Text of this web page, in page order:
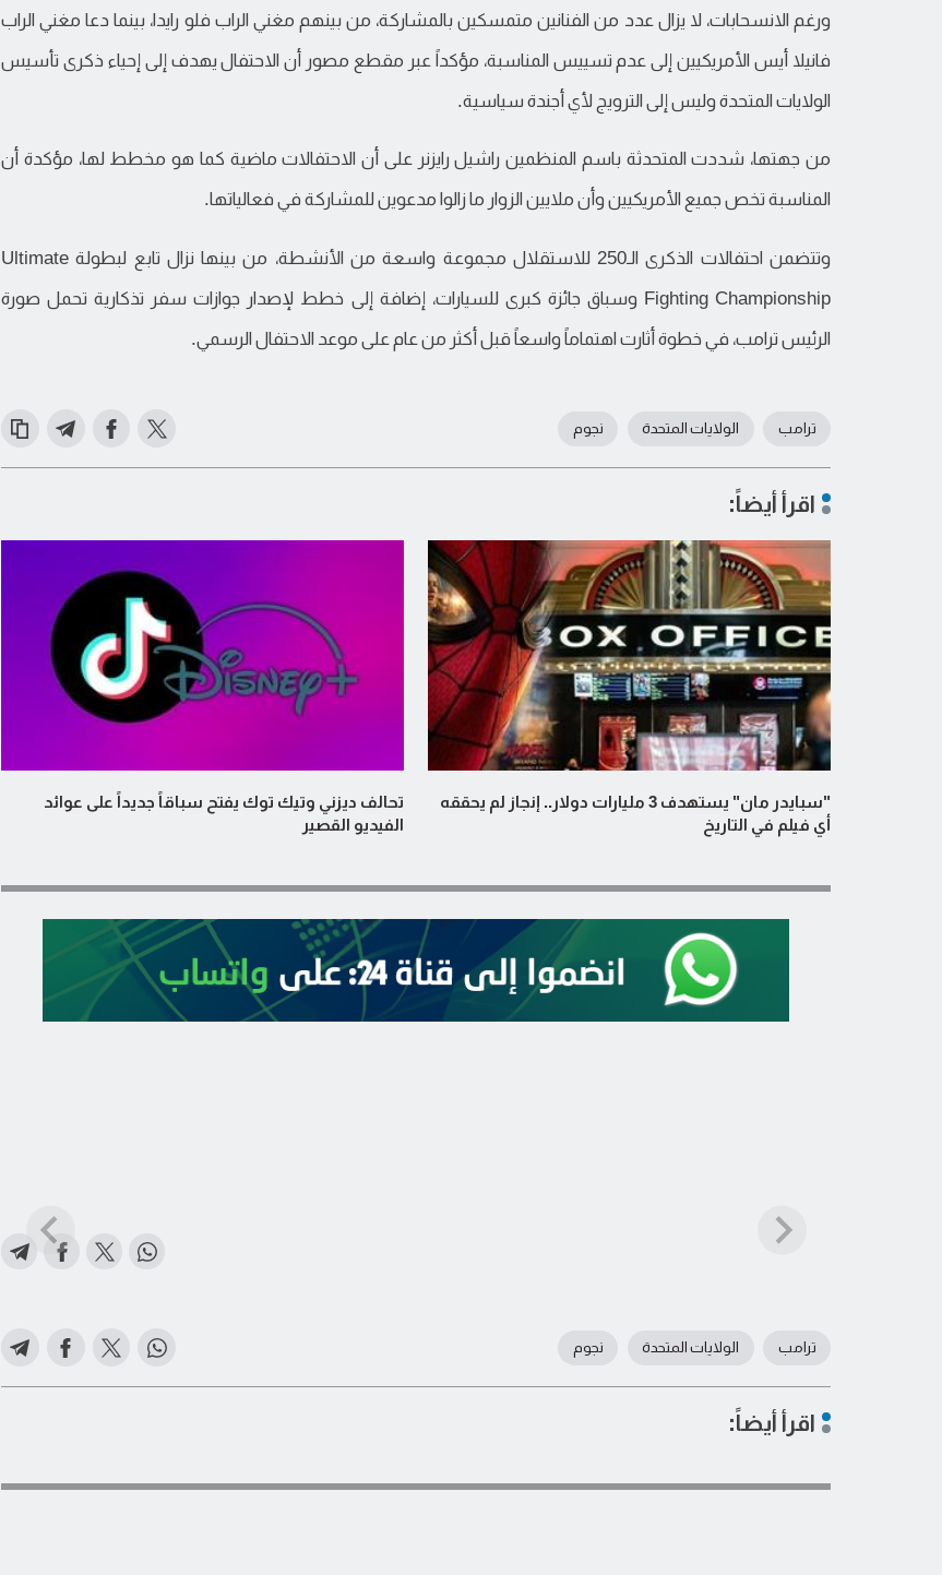
ورغم الانسحابات، لا يزال عدد من الفنانين متمسكين بالمشاركة، من بينهم مغني الراب فلو رايدا، بينما دعا مغني الراب
فانيلا أيس الأمريكيين إلى عدم تسييس المناسبة، مؤكداً عبر مقطع مصور أن الاحتفال يهدف إلى إحياء ذكرى تأسيس
الولايات المتحدة وليس إلى الترويج لأي أجندة سياسية.
من جهتها، شددت المتحدثة باسم المنظمين راشيل رايزنر على أن الاحتفالات ماضية كما هو مخطط لها، مؤكدة أن
المناسبة تخص جميع الأمريكيين وأن ملايين الزوار ما زالوا مدعوين للمشاركة في فعالياتها.
وتتضمن احتفالات الذكرى الـ250 للاستقلال مجموعة واسعة من الأنشطة، من بينها نزال تابع لبطولة Ultimate
Fighting Championship وسباق جائزة كبرى للسيارات، إضافة إلى خطط لإصدار جوازات سفر تذكارية تحمل صورة
الرئيس ترامب، في خطوة أثارت اهتماماً واسعاً قبل أكثر من عام على موعد الاحتفال الرسمي.
ترامب الولايات المتحدة نجوم
اقرأ أيضاً:
"سبايدر مان" يستهدف 3 مليارات دولار.. إنجاز لم يحققه
أي فيلم في التاريخ
تحالف ديزني وتيك توك يفتح سباقاً جديداً على عوائد
الفيديو القصير
ترامب الولايات المتحدة نجوم
اقرأ أيضاً: